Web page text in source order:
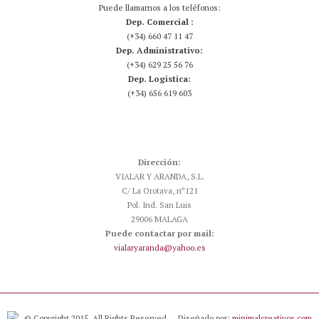
Puede llamarnos a los teléfonos:
Dep. Comercial :
(+34) 660 47 11 47
Dep. Administrativo:
(+34) 629 25 56 76
Dep. Logistica:
(+34) 656 619 603
Dirección:
VIALAR Y ARANDA, S.L.
C/ La Orotava, nº121
Pol. Ind. San Luis
29006 MALAGA
Puede contactar por mail:
vialaryaranda@yahoo.es